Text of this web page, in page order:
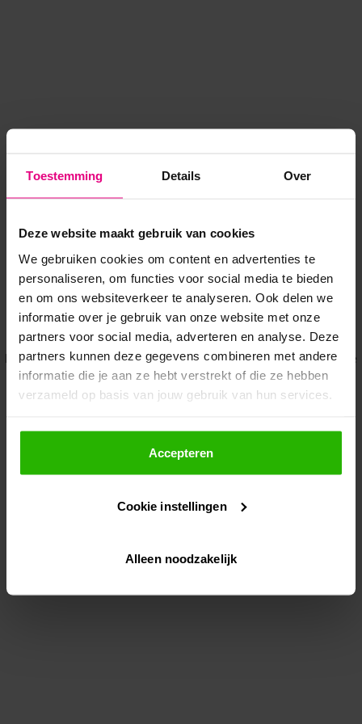
Toestemming Details Over
Deze website maakt gebruik van cookies
We gebruiken cookies om content en advertenties te
personaliseren, om functies voor social media te bieden
en om ons websiteverkeer te analyseren. Ook delen we
informatie over je gebruik van onze website met onze
partners voor social media, adverteren en analyse. Deze
partners kunnen deze gegevens combineren met andere
informatie die je aan ze hebt verstrekt of die ze hebben
verzameld op basis van jouw gebruik van hun services.
Als je op "Accepteer" klikt, dan geef je Voordeeluitjes.nl
toestemming om cookies voor social media en
gepersonaliseerde advertenties te plaatsen.
Lees hier meer over in onsprivacybeleid
Via "Cookie instellingen" kun je ook zelf instellen welke
Accepteren
Cookie instellingen
Alleen noodzakelijk
Application error: a client-side exception has occurred while
loadingwww.voordeeluitjes.nl (see the browser console for more
information).